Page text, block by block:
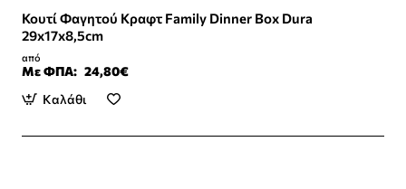
Κουτί Φαγητού Κραφτ Family Dinner Box Dura
29x17x8,5cm
από
Με ΦΠΑ: 24,80€
Καλάθι